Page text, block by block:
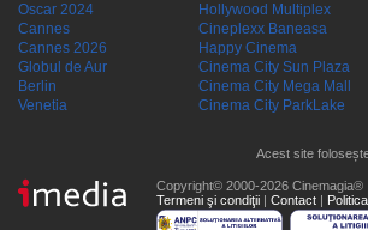
Oscar 2024
Cannes
Cannes 2026
Globul de Aur
Berlin
Venetia
Hollywood Multiplex
Cineplexx Baneasa
Happy Cinema
Cinema City Sun Plaza
Cinema City Mega Mall
Cinema City ParkLake
Acest site
Copyright© 2000-2026 Cinemagia®
Termeni şi condiţii | Contact |